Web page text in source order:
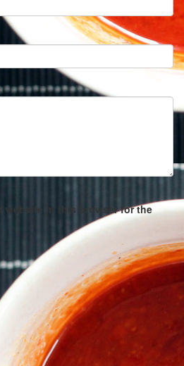
website in this browser for the